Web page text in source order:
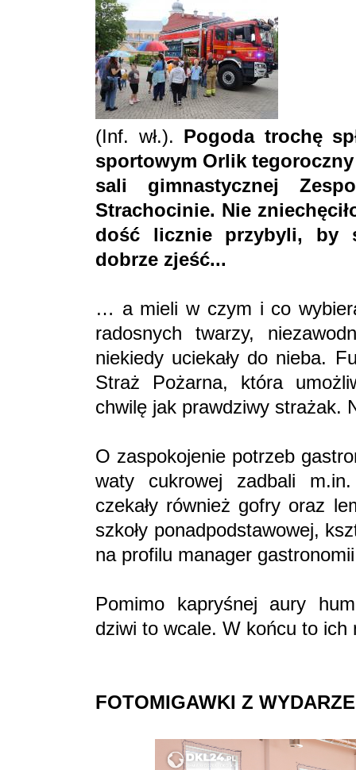
(Inf. wł.). Pogoda trochę
sportowym Orlik
sali gimnastycznej
Strachocinie. Nie
dość licznie przybyli, by
dobrze zjeść...
… a mieli w czym i co
radosnych twarzy,
niekiedy uciekały do nieba.
Straż Pożarna, która
chwilę jak prawdziwy strażak.
O zaspokojenie potrzeb
waty cukrowej zadbali
czekały również gofry oraz
szkoły ponadpodstawowej,
na profilu manager
Pomimo kapryśnej aury
dziwi to wcale. W końcu to
FOTOMIGAWKI Z